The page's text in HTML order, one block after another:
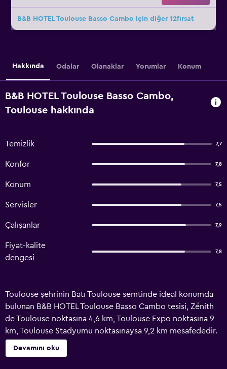
B&B HOTEL Toulouse Basso Cambo için diğer 12fırsat
Hakkında Odalar Olanaklar Yorumlar Konum
B&B HOTEL Toulouse Basso Cambo,
Toulouse hakkında
Temizlik 7,7
Konfor 7,8
Konum 7,5
Servisler 7,5
Çalışanlar 7,9
Fiyat-kalite
dengesi
7,8
Toulouse şehrinin Batı Toulouse semtinde ideal konumda
bulunan B&B HOTEL Toulouse Basso Cambo tesisi, Zénith
de Toulouse noktasına 4,6 km, Toulouse Expo noktasına 9
km, Toulouse Stadyumu noktasınaysa 9,2 km mesafededir.
3 yıldızlı bu otel tipi tesiste özel banyo bulunan, ücretsiz
WiFi erişimli klimalı odalar mevcuttur. Tesis bünyesinde
Devamını oku